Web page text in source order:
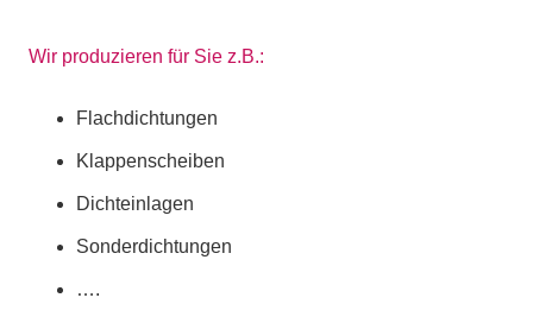
Wir produzieren für Sie z.B.:
Flachdichtungen
Klappenscheiben
Dichteinlagen
Sonderdichtungen
….